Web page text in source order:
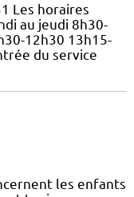
Les horaires
au jeudi 8h30-
12h30 13h15-
du service
les enfants